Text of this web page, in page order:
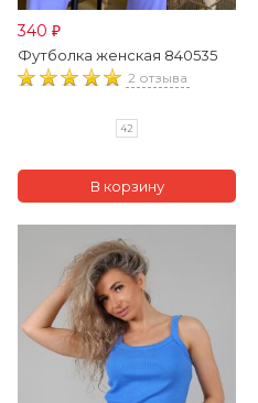
340 ₽
Футболка женская 840535
2 отзыва
42